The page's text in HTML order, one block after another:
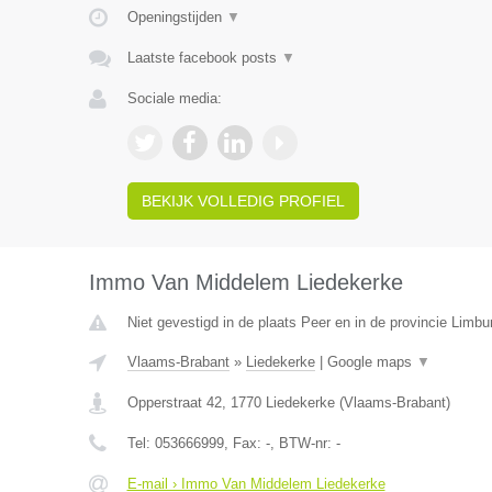
Openingstijden ▼
Laatste facebook posts ▼
Sociale media:
BEKIJK VOLLEDIG PROFIEL
Immo Van Middelem Liedekerke
Niet gevestigd in de plaats Peer en in de provincie
Vlaams-Brabant» Liedekerke| Google maps ▼
Opperstraat 42, 1770 Liedekerke(Vlaams-Brabant)
Tel: 053666999, Fax: -, BTW-nr: -
E-mail › Immo Van Middelem Liedekerke